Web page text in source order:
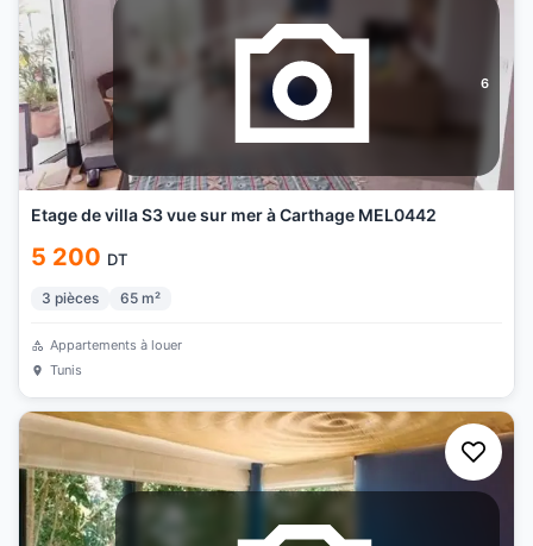
6
Etage de villa S3 vue sur mer à Carthage MEL0442
5 200 DT
3 pièces 65 m²
Appartements à louer
Tunis